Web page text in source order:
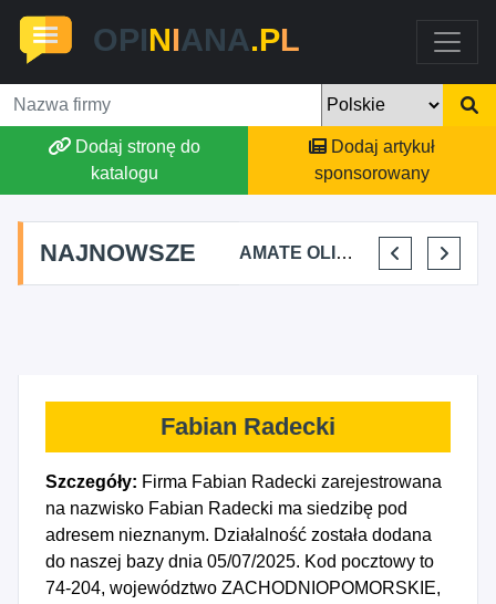
OPINIANA.PL
Dodaj stronę do
katalogu
Dodaj artykuł
sponsorowany
NAJNOWSZE
ALEKSANDRA BAKA AMATE OLIWIA KIRKIEWICZ
Fabian Radecki
Szczegóły: Firma Fabian Radecki zarejestrowana
na nazwisko Fabian Radecki ma siedzibę pod
adresem nieznanym. Działalność została dodana
do naszej bazy dnia 05/07/2025. Kod pocztowy to
74-204, województwo ZACHODNIOPOMORSKIE,